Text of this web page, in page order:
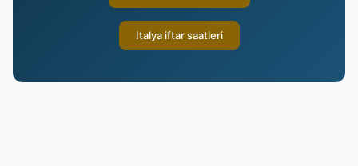
Italya iftar saatleri